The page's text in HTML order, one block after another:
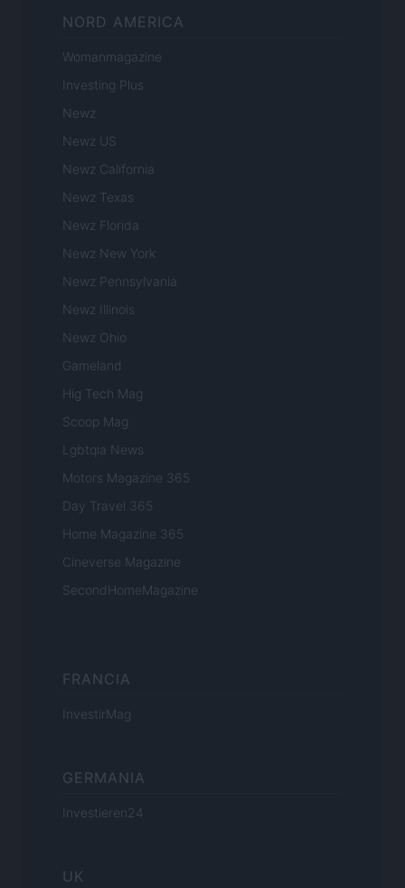
NORD AMERICA
Womanmagazine
Investing Plus
Newz
Newz US
Newz California
Newz Texas
Newz Florida
Newz New York
Newz Pennsylvania
Newz Illinois
Newz Ohio
Gameland
Hig Tech Mag
Scoop Mag
Lgbtqia News
Motors Magazine 365
Day Travel 365
Home Magazine 365
Cineverse Magazine
SecondHomeMagazine
FRANCIA
InvestirMag
GERMANIA
Investieren24
UK